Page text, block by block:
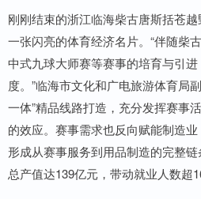
刚刚结束的浙江临海柴古唐斯括苍
一张闪亮的体育经济名片。“伴随柴
中式九球大师赛等赛事的培育与引
度。”临海市文化和广电旅游体育局
一体”精品线路打造，充分发挥赛事
的效应。赛事需求也反向赋能制造
形成从赛事服务到用品制造的完整
总产值达139亿元，带动就业人数超